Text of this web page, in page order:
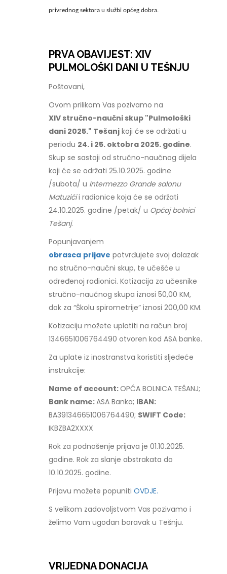
privrednog sektora u službi općeg dobra.
PRVA OBAVIJEST: XIV
PULMOLOŠKI DANI U TEŠNJU
Poštovani,
Ovom prilikom Vas pozivamo na
XIV stručno-naučni skup "Pulmološki
dani 2025." Tešanj koji će se održati u
periodu 24. i 25. oktobra 2025. godine.
Skup se sastoji od stručno-naučnog dijela
koji će se održati 25.10.2025. godine
/subota/ u Intermezzo Grande salonu
Matuzićii radionice koja će se održati
24.10.2025. godine /petak/ u Općoj bolnici
Tešanj.
Popunjavanjem
obrasca prijave potvrđujete svoj dolazak
na stručno-naučni skup, te učešće u
određenoj radionici. Kotizacija za učesnike
stručno-naučnog skupa iznosi 50,00 KM,
dok za “Školu spirometrije” iznosi 200,00 KM.
Kotizaciju možete uplatiti na račun broj
1346651006764490 otvoren kod ASA banke.
Za uplate iz inostranstva koristiti sljedeće
instrukcije:
Name of account:OPĆA BOLNICA TEŠANJ;
Bank name:ASA Banka; IBAN:
BA391346651006764490; SWIFT Code:
IKBZBA2XXXX
Rok za podnošenje prijava je 01.10.2025.
godine. Rok za slanje abstrakata do
10.10.2025. godine.
Prijavu možete popunitiOVDJE.
S velikom zadovoljstvom Vas pozivamo i
želimo Vam ugodan boravak u Tešnju.
VRIJEDNA DONACIJA